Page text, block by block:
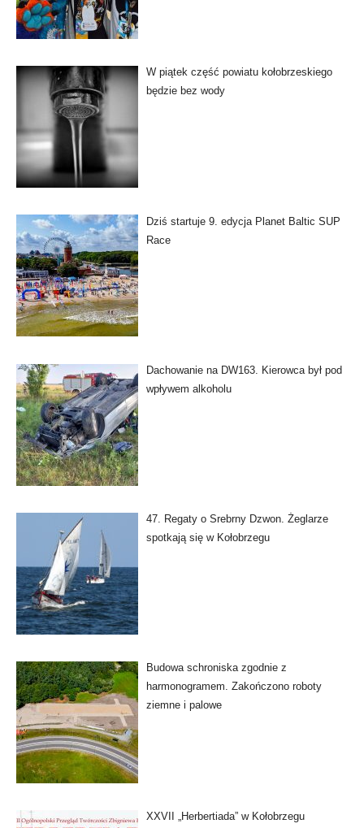
W piątek część powiatu kołobrzeskiego
będzie bez wody
Dziś startuje 9. edycja Planet Baltic SUP
Race
Dachowanie na DW163. Kierowca był pod
wpływem alkoholu
47. Regaty o Srebrny Dzwon. Żeglarze
spotkają się w Kołobrzegu
Budowa schroniska zgodnie z
harmonogramem. Zakończono roboty
ziemne i palowe
XXVII „Herbertiada” w Kołobrzegu